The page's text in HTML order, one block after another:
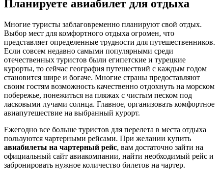
Планируете авиабилет для отдыха
Многие туристы заблаговременно планируют свой отдых.
Выбор мест для комфортного отдыха огромен, что
представляет определенные трудности для путешественников.
Если совсем недавно самыми популярными среди
отечественных туристов были египетские и турецкие
курорты, то сейчас география путешествий с каждым годом
становится шире и богаче. Многие страны предоставляют
своим гостям возможность качественно отдохнуть на морском
побережье, понежиться на пляжах с чистым песком под
ласковыми лучами солнца. Главное, организовать комфортное
авиапутешествие на выбранный курорт.
Ежегодно все больше туристов для перелета в места отдыха
пользуются чартерными рейсами. При желании купить
авиабилеты на чартерный рейс, вам достаточно зайти на
официальный сайт авиакомпании, найти необходимый рейс и
забронировать нужное количество билетов на чартер.